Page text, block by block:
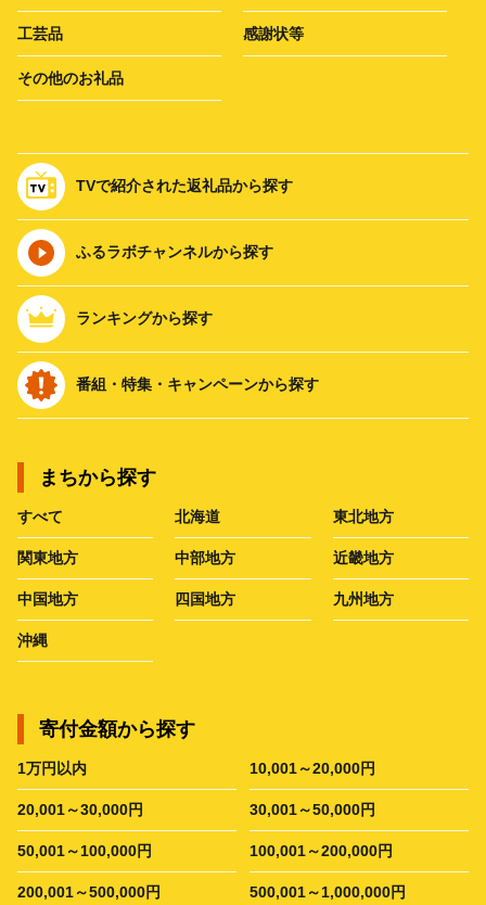
工芸品 感謝状等
その他のお礼品
TVで紹介された返礼品から探す
ふるラボチャンネルから探す
ランキングから探す
番組・特集・キャンペーンから探す
まちから探す
すべて 北海道 東北地方
関東地方 中部地方 近畿地方
中国地方 四国地方 九州地方
沖縄
寄付金額から探す
1万円以内 10,001～20,000円
20,001～30,000円 30,001～50,000円
50,001～100,000円 100,001～200,000円
200,001～500,000円 500,001～1,000,000円